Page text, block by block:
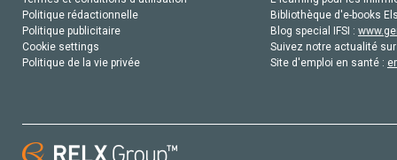
Politique rédactionnelle
Politique publicitaire
Cookie settings
Politique de la vie privée
Bibliothèque d'e-books
Blog special IFSI :
Suivez notre actualité
Site d'emploi en santé :